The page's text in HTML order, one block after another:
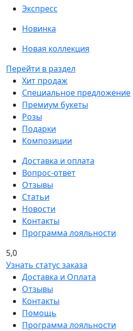
Экспресс
Новинка
Новая коллекция
Перейти в раздел
Хит продаж
Специальное предложение
Премиум букеты
Розы
Подарки
Композиции
Доставка и оплата
Вопрос-ответ
Отзывы
Статьи
Новости
Контакты
Программа лояльности
5,0
Узнать статус заказа
Доставка и Оплата
Отзывы
Контакты
Помощь
Программа лояльности